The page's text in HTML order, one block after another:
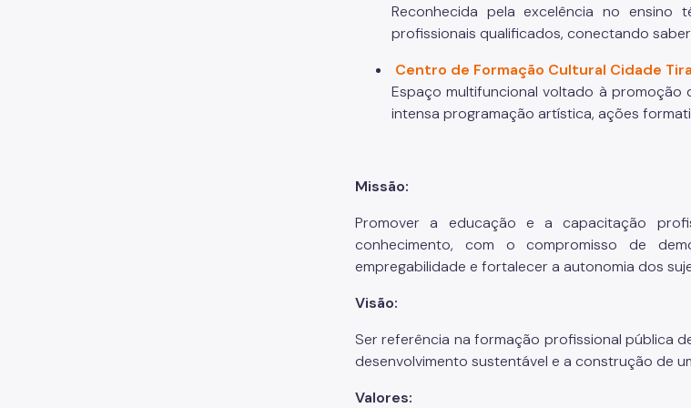
Reconhecida pela excelência no
profissionais qualificados, conectando
Centro de Formação Cultural Cidade
Espaço multifuncional voltado à
intensa programação artística, ações
Missão:
Promover a educação e a capacitação
conhecimento, com o compromisso de
empregabilidade e fortalecer a autonomia dos
Visão:
Ser referência na formação profissional pública
desenvolvimento sustentável e a construção de
Valores: